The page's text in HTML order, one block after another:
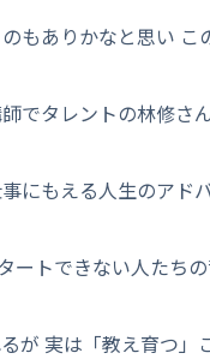
もありかなと思い こ
でタレントの林修さ
にもえる人生のアド
ートできない人たち
が 実は「教え育つ」